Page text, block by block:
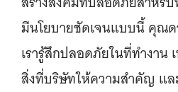
มีนโยบายชัดเจนแบบนี้ คุณด
เรารู้สึกปลอดภัยในที่ทำงาน
สิ่งที่บริษัทให้ความสำคัญ แ